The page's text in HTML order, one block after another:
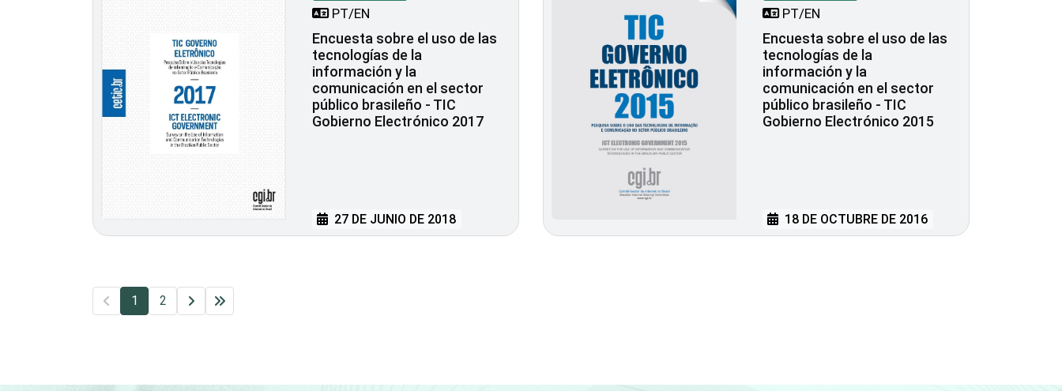
PT/EN
Encuesta sobre el uso de las
tecnologías de la
información y la
comunicación en el sector
público brasileño - TIC
Gobierno Electrónico 2017
27 DE JUNIO DE 2018
PT/EN
Encuesta sobre el uso de las
tecnologías de la
información y la
comunicación en el sector
público brasileño - TIC
Gobierno Electrónico 2015
18 DE OCTUBRE DE 2016
1 2